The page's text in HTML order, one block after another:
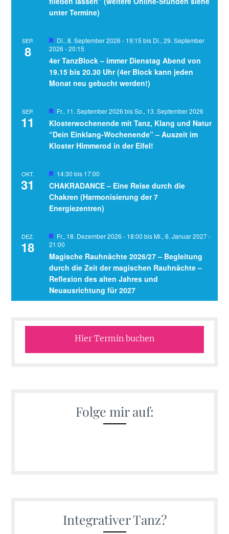
unter Termine)
SEP.
8
Hervorgehoben
Di., 8. September 2026 - 19:15 bis Di., 29. September
2026 - 20:15
4er TanzBlock – immer Dienstag Abend von
19.15 bis 20.30 Uhr (4er Block kann jeden
Monat neu gebucht werden!)
SEP.
11
Hervorgehoben
Fr., 11. September 2026 bisSo., 13. September 2026
Klosterwochenende mit Tanz, Klang und Natur
“Dein Einklang-Wochenende” – Auszeit im
Kloster Himmerod in der Eifel!
OKT.
31
Hervorgehoben
14:30 bis 17:00
CHAKRADANCE – Eine Reise durch die
Chakren (Harmonisierung der 7
Energiezentren)
DEZ.
18
Hervorgehoben
Fr., 18. Dezember 2026 - 18:00 bisMi., 6. Januar 2027 -
21:00
Magische Rauhnächte 2026/27 – Begleitung
durch die Zeit der magischen Rauhnächte –
Reflexion des alten Jahres und
Neuausrichtung für 2027
Hier Termin buchen
Folge mir auf:
Integrativer Tanz?